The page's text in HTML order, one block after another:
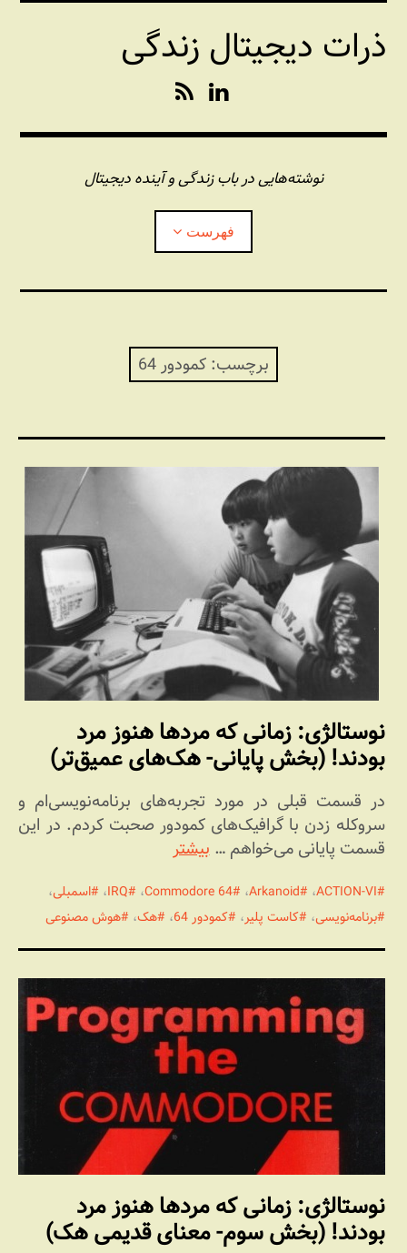
رفتن
محتواذرات دیجیتال زندگی
n
k
e
d
I
n
S
نوشته‌هایی در باب زندگی و آینده دیجیتال
فهرست
برچسب:کمودور 64
نوستالژی: زمانی که مردها هنوز مرد
بودند! (بخش پایانی- هک‌های عمیق‌تر)
در قسمت قبلی در مورد تجربه‌های برنامه‌نویسی‌ام و
سروکله زدن با گرافیک‌های کمودور صحبت کردم. در این
قسمت پایانی می‌خواهم …بیشتر
ACTION-VI، Arkanoid، Commodore 64، IRQ، اسمبلی،
برنامه‌نویسی، کاست پلیر، کمودور 64 ، هک، هوش مصنوعی
نوستالژی: زمانی که مردها هنوز مرد
بودند! (بخش سوم- معنای قدیمی هک)